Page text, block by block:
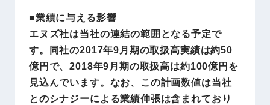
■業績に与える影響
エヌズ社は当社の連結の範囲となる予定で
す。同社の2017年9月期の取扱高実績は約50
億円で、2018年9月期の取扱高は約100億円を
見込んでいます。なお、この計画数値は当社
とのシナジーによる業績伸張は含まれており